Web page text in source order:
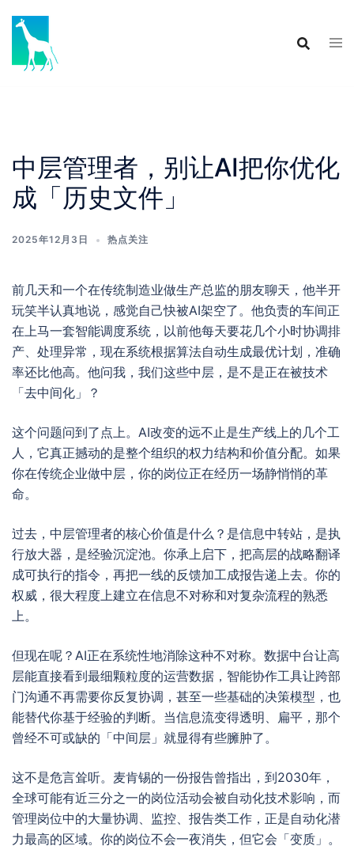
content
中层管理者，别让AI把你优化
成「历史文件」
2025年12月3日 热点关注
前几天和一个在传统制造业做生产总监的朋友聊天，他半开
玩笑半认真地说，感觉自己快被AI架空了。他负责的车间正
在上马一套智能调度系统，以前他每天要花几个小时协调排
产、处理异常，现在系统根据算法自动生成最优计划，准确
率还比他高。他问我，我们这些中层，是不是正在被技术
「去中间化」？
这个问题问到了点上。AI改变的远不止是生产线上的几个工
人，它真正撼动的是整个组织的权力结构和价值分配。如果
你在传统企业做中层，你的岗位正在经历一场静悄悄的革
命。
过去，中层管理者的核心价值是什么？是信息中转站，是执
行放大器，是经验沉淀池。你承上启下，把高层的战略翻译
成可执行的指令，再把一线的反馈加工成报告递上去。你的
权威，很大程度上建立在信息不对称和对复杂流程的熟悉
上。
但现在呢？AI正在系统性地消除这种不对称。数据中台让高
层能直接看到最细颗粒度的运营数据，智能协作工具让跨部
门沟通不再需要你反复协调，甚至一些基础的决策模型，也
能替代你基于经验的判断。当信息流变得透明、扁平，那个
曾经不可或缺的「中间层」就显得有些臃肿了。
这不是危言耸听。麦肯锡的一份报告曾指出，到2030年，
全球可能有近三分之一的岗位活动会被自动化技术影响，而
管理岗位中的大量协调、监控、报告类工作，正是自动化潜
力最高的区域。你的岗位不会一夜消失，但它会「变质」。